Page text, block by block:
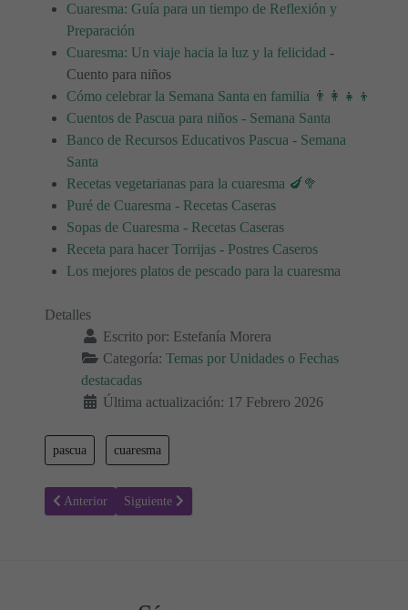
Cuaresma: Guía para un tiempo de Reflexión y
Preparación
Cuaresma: Un viaje hacia la luz y la felicidad -
Cuento para niños
Cómo celebrar la Semana Santa en familia 👨‍👩‍👧‍👦
Cuentos de Pascua para niños - Semana Santa
Banco de Recursos Educativos Pascua - Semana
Santa
Recetas vegetarianas para la cuaresma 🍆🥦
Puré de Cuaresma - Recetas Caseras
Sopas de Cuaresma - Recetas Caseras
Receta para hacer Torrijas - Postres Caseros
Los mejores platos de pescado para la cuaresma
Detalles
Escrito por: Estefanía Morera
Categoría: Temas por Unidades o Fechas
destacadas
Última actualización: 17 Febrero 2026
pascua cuaresma
Artículo anterior: Día Internacional de la Felicidad 🤩 20 de marzo
Anterior Artículo siguiente: Cuaresma: Guía para un tiempo de
Siguiente